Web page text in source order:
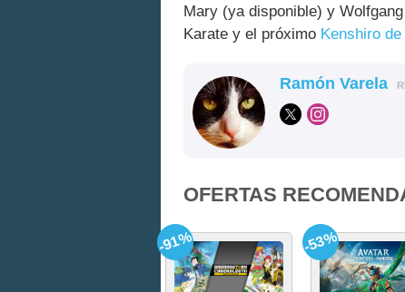
Mary (ya disponible) y
Karate y el próximo Kenshiro de
Ramón Varela
OFERTAS
-91% -53%